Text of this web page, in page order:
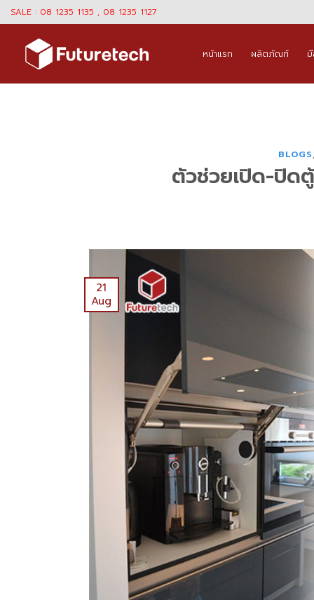
Skip
to
content
SALE : 08 1235 1135 , 08 1235 1127
หน้าแรก ผลิตภัณฑ์
BLOGS
ตัวช่วยเปิด-ปิด
21
Aug